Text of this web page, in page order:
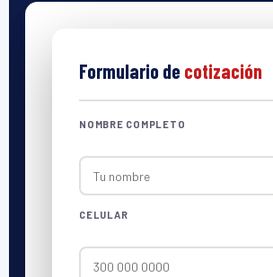
Formulario decotización
NOMBRE COMPLETO
CELULAR